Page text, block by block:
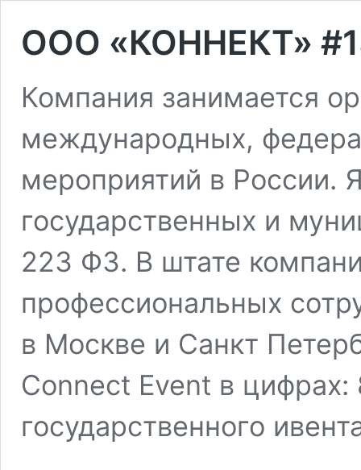
OOO «КОННЕКТ»
Компания занимается
международных,
мероприятий в России.
государственных и
223 ФЗ. В штате
профессиональных
в Москве и Санкт
Сonnect Event в цифрах:
государственного